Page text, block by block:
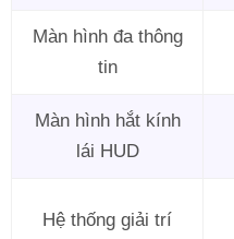
Màn hình đa thông
tin
Màn hình hắt kính
lái HUD
Hệ thống giải trí